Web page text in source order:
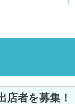
店者を募集！